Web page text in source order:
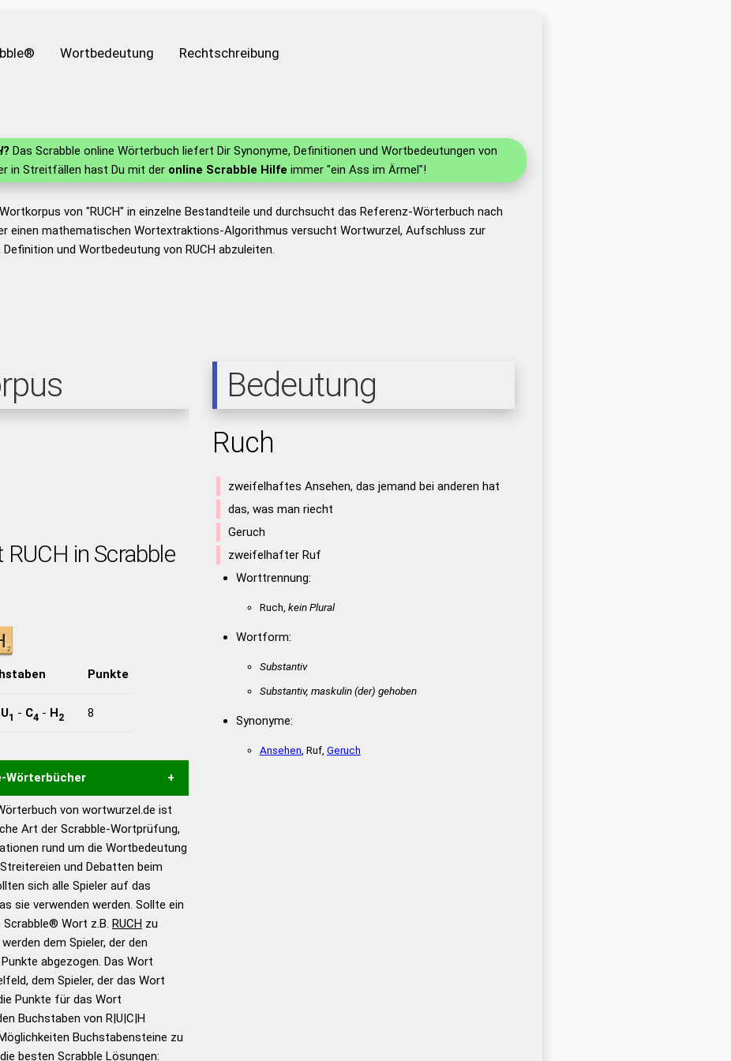
Wortbedeutung Rechtschreibung
? Das Scrabble online Wörterbuch liefert Dir Synonyme, Definitionen und Wortbedeutungen von
in Streitfällen hast Du mit der online Scrabble Hilfe immer "ein Ass im Ärmel"!
von "RUCH" in einzelne Bestandteile und durchsucht das Referenz-Wörterbuch nach
einen mathematischen Wortextraktions-Algorithmus versucht Wortwurzel, Aufschluss zur
und Wortbedeutung von RUCH abzuleiten.
in Scrabble
Punkte
U1 - C4 - H2 8
Wörterbücher
Hilfe eines semantischen
gute Anhaltspunkte zu
und Wortform, um die
für das Scrabble-Spiel zu
Turnier Scrabble-
Duden – Standardwerk in 12
Bänden
Duden – Richtiges und gutes
Deutsch
Duden – Die deutsche Grammatik
von wortwurzel.de ist
Art der Scrabble-Wortprüfung,
rund um die Wortbedeutung
und Debatten beim
sich alle Spieler auf das
sie verwenden werden. Sollte ein
Wort z.B. RUCH zu
dem Spieler, der den
abgezogen. Das Wort
dem Spieler, der das Wort
Punkte für das Wort
Buchstaben von R|U|C|H
Buchstabensteine zu
besten Scrabble Lösungen:
Bedeutung
Ruch
zweifelhaftes Ansehen, das jemand bei anderen hat
das, was man riecht
Geruch
zweifelhafter Ruf
Worttrennung:
Ruch, kein Plural
Wortform:
Substantiv
Substantiv, maskulin(der) gehoben
Synonyme:
Ansehen , Ruf, Geruch